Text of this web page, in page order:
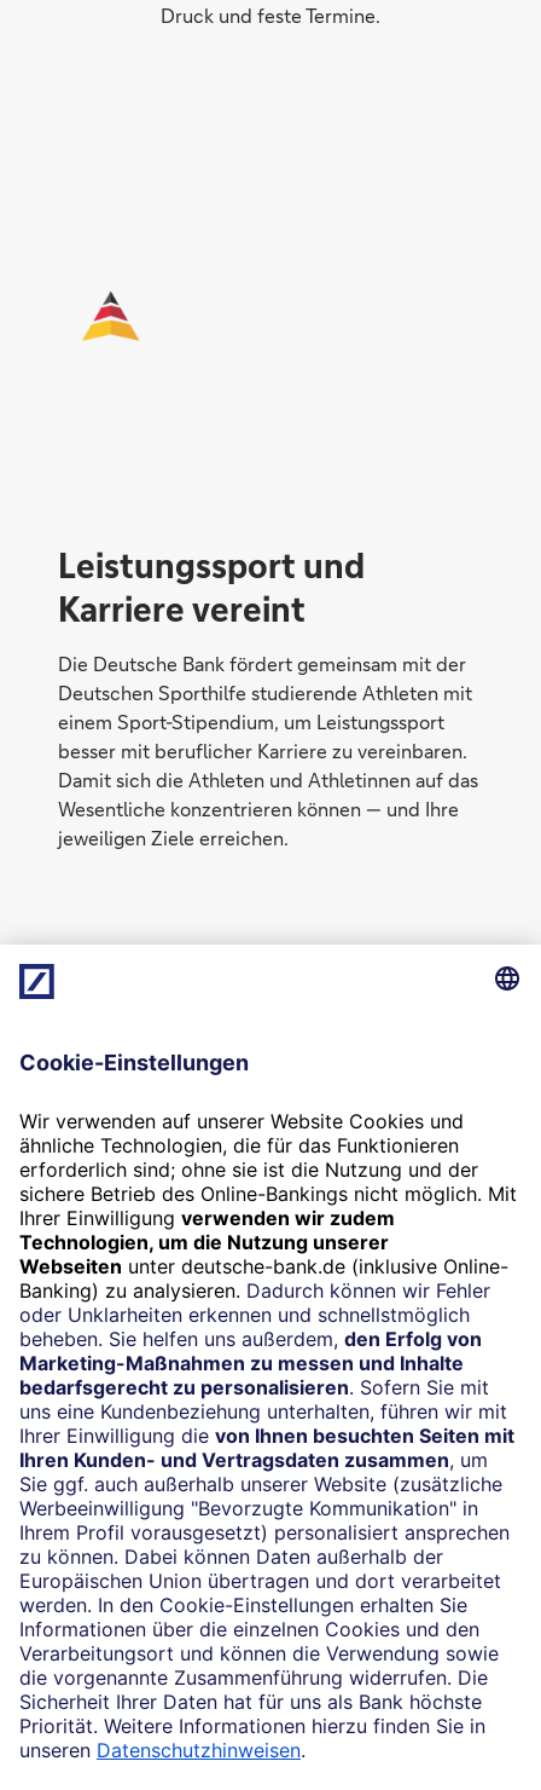
Druck und feste Termine.
Leistungssport und
Karriere vereint
Die Deutsche Bank fördert gemeinsam mit der
Deutschen Sporthilfe studierende Athleten mit
einem Sport-Stipendium, um Leistungssport
besser mit beruflicher Karriere zu vereinbaren.
Damit sich die Athleten und Athletinnen auf das
Wesentliche konzentrieren können — und Ihre
jeweiligen Ziele erreichen.
24/7-Kundenservice
(069) 910-100 00
Termin
Beratung vereinbaren
Impressum
Konditionen und Preise
Rechtliche Hinweise